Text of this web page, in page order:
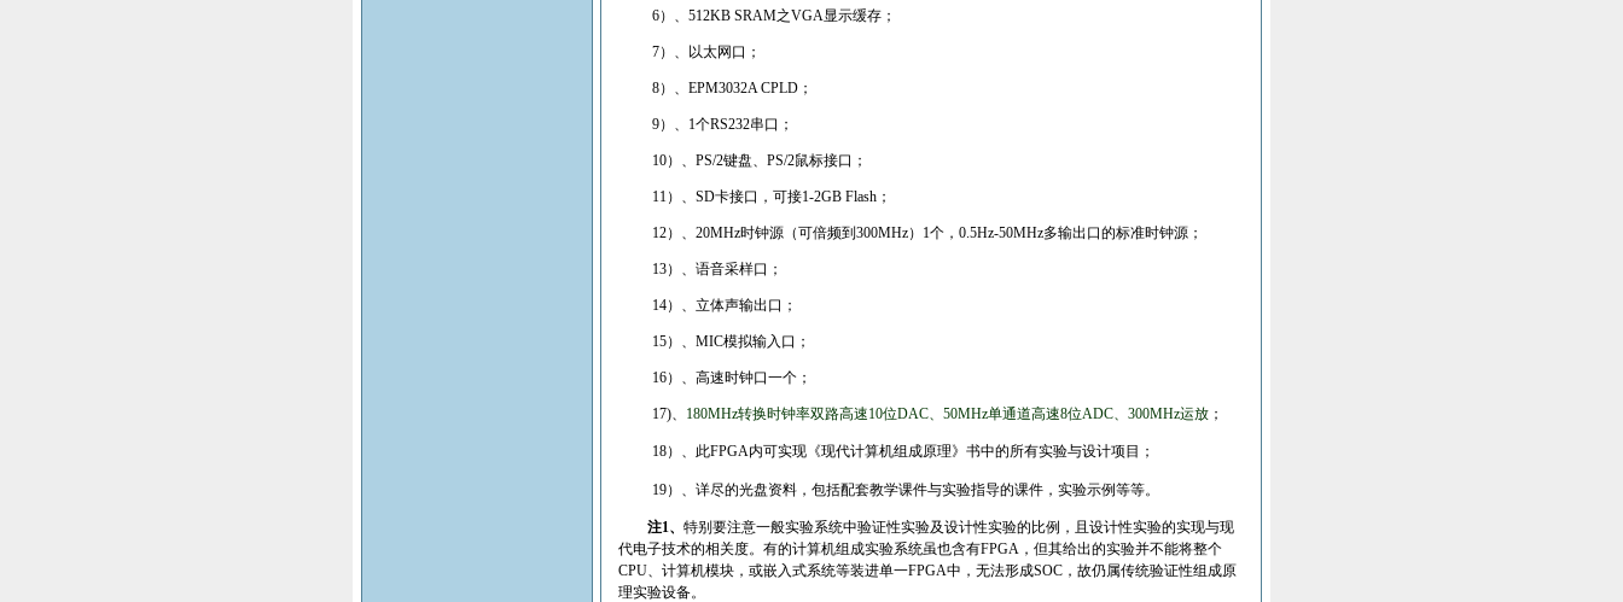
6）、 512KB SRAM之VGA显示缓存；
7）、以太网口；
8）、 EPM3032ACPLD ；
9）、 1个RS232串口；
10）、 PS/2键盘、 PS/2鼠标接口；
11）、 SD卡接口，可接1-2GB Flash ；
12）、 20MHz时钟源（可倍频到 300MHz） 1个， 0.5Hz-50MHz多输出口的标准时钟源；
13）、语音采样口；
14）、立体声输出口；
15）、 MIC模拟输入口；
16）、高速时钟口一个；
17)、 180MHz转换时钟率双路高速10位DAC、 50MHz单通道高速8位ADC、 300MHz运放 ；
18）、此FPGA内可实现《现代计算机组成原理》书中的所有实验与设计项目；
19）、详尽的光盘资料，包括配套教学课件与实验指导的课件，实验示例等等。
注1、特别要注意一般实验系统中验证性实验及设计性实验的比例，且设计性实验的实现与现
代电子技术的相关度。有的计算机组成实验系统虽也含有FPGA ，但其给出的实验并不能将整个
CPU、计算机模块，或嵌入式系统等装进单一FPGA中，无法形成SOC ，故仍属传统验证性组成原
理实验设备。